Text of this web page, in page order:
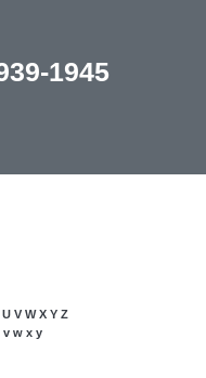
1945
U V W X Y Z
v w x y